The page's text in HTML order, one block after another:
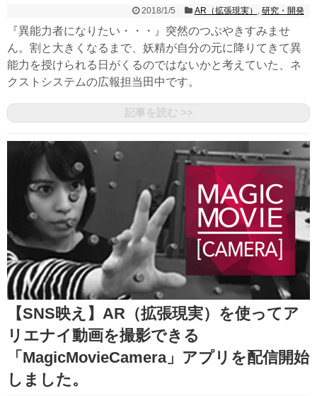
2018/1/5 AR（拡張現実） , 研究・開発
『異能力者になりたい・・・』突然のつぶやきすみませ
ん。割と大きくなるまで、妖精が自分の元に降りてきて異
能力を授けられる日がくるのではないかと考えていた、ネ
クストシステムの広報担当田中です。
記事を読む >>
【SNS映え】AR（拡張現実）を使ってア
リエナイ動画を撮影できる
「MagicMovieCamera」アプリを配信開始
しました。